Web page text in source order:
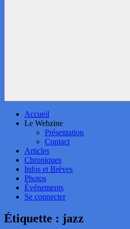
Accueil
Le Webzine
Présentation
Contact
Articles
Chroniques
Infos et Brèves
Photos
Événements
Se connecter
Étiquette : jazz